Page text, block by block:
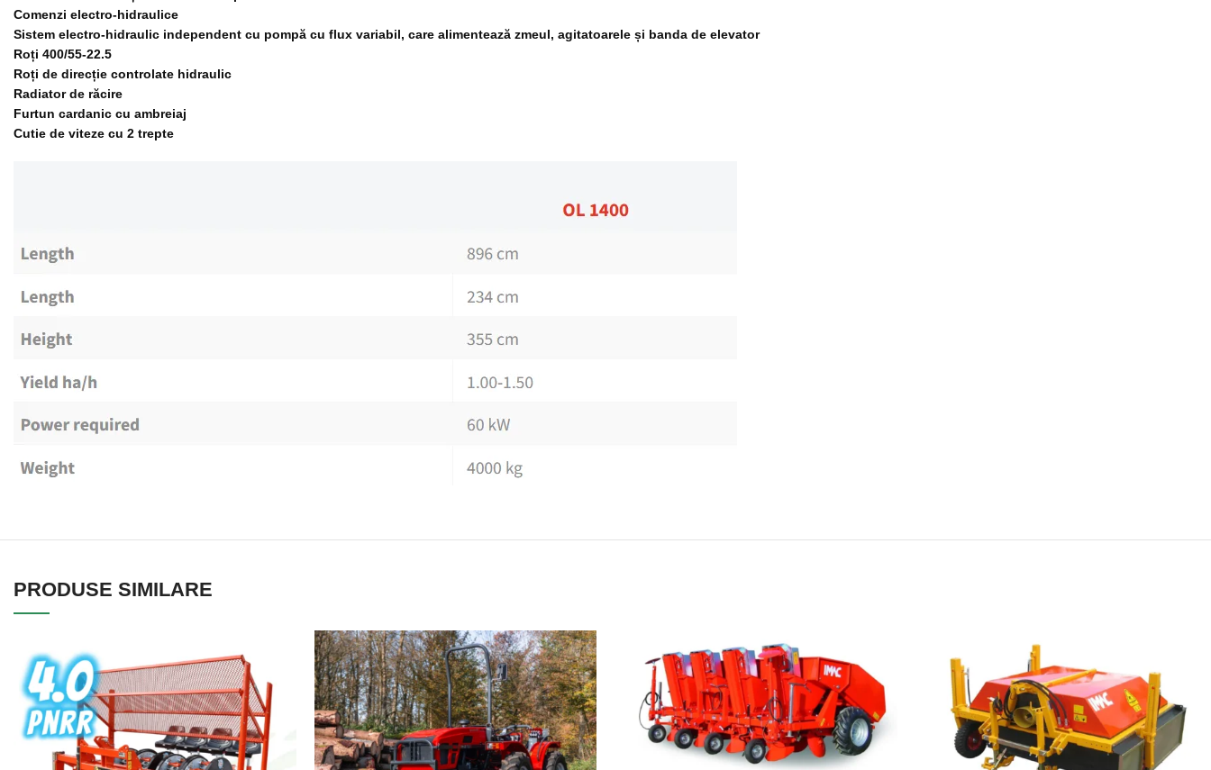
Comenzi electro-hidraulice
Sistem electro-hidraulic independent cu pompă cu flux variabil, care alimentează zmeul, agitatoarele și banda de elevator
Roți 400/55-22.5
Roți de direcție controlate hidraulic
Radiator de răcire
Furtun cardanic cu ambreiaj
Cutie de viteze cu 2 trepte
PRODUSE SIMILARE